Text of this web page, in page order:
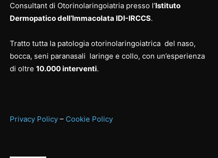
Consultant di Otorinolaringoiatria presso l’Istituto
Dermopatico dell’Immacolata IDI-IRCCS.
Tratto tutta la patologia otorinolaringoiatrica del naso,
bocca, seni paranasali laringe e collo, con un’esperienza
di oltre 10.000 interventi.
Privacy Policy – Cookie Policy